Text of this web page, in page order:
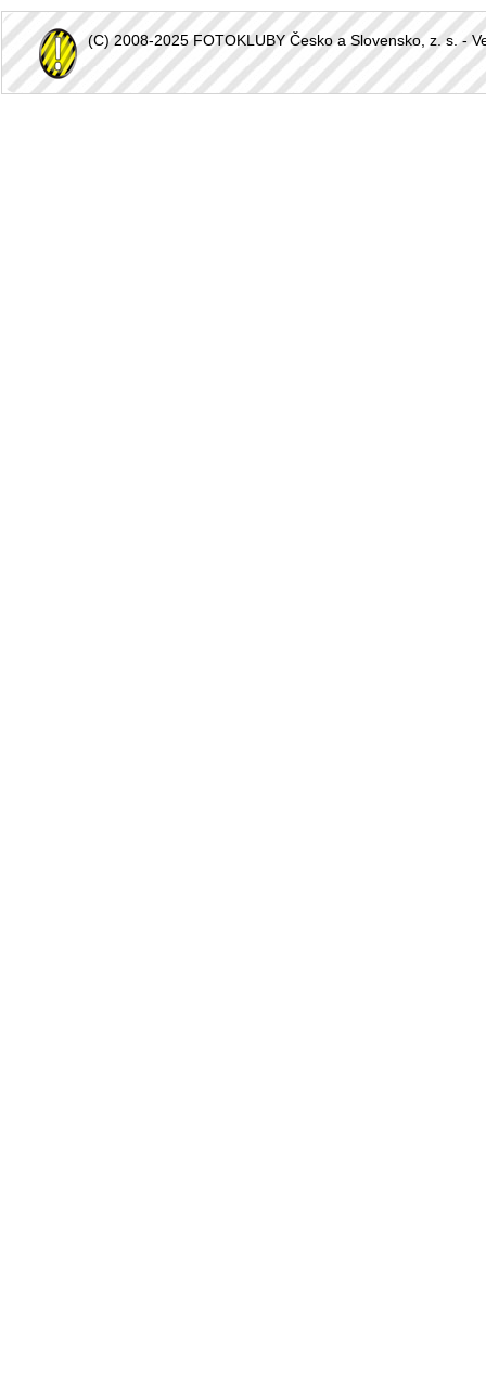
(C) 2008-2025 FOTOKLUBY Česko a Slovensko, z. s. -